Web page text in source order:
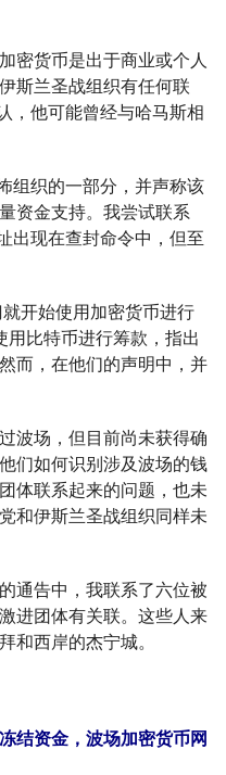
密货币是出于商业或个人
斯兰圣战组织有任何联
，他可能曾经与哈马斯相
组织的一部分，并声称该
资金支持。我尝试联系
出现在查封命令中，但至
开始使用加密货币进行
比特币进行筹款，指出
而，在他们的声明中，并
波场，但目前尚未获得确
们如何识别涉及波场的钱
体联系起来的问题，也未
和伊斯兰圣战组织同样未
通告中，我联系了六位被
进团体有关联。这些人来
和西岸的杰宁城。
结资金，波场加密货币网